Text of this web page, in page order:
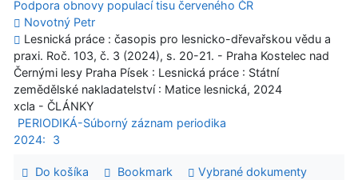
Podpora obnovy populací tisu červeného ČR
Novotný Petr
Lesnická práce : časopis pro lesnicko-dřevařskou vědu a
praxi. Roč. 103, č. 3 (2024), s. 20-21. - Praha Kostelec nad
Černými lesy Praha Písek : Lesnická práce : Státní
zemědělské nakladatelství : Matice lesnická, 2024
xcla - ČLÁNKY
PERIODIKÁ-Súborný záznam periodika
2024:
3
Do košíka Bookmark Vybrané dokumenty